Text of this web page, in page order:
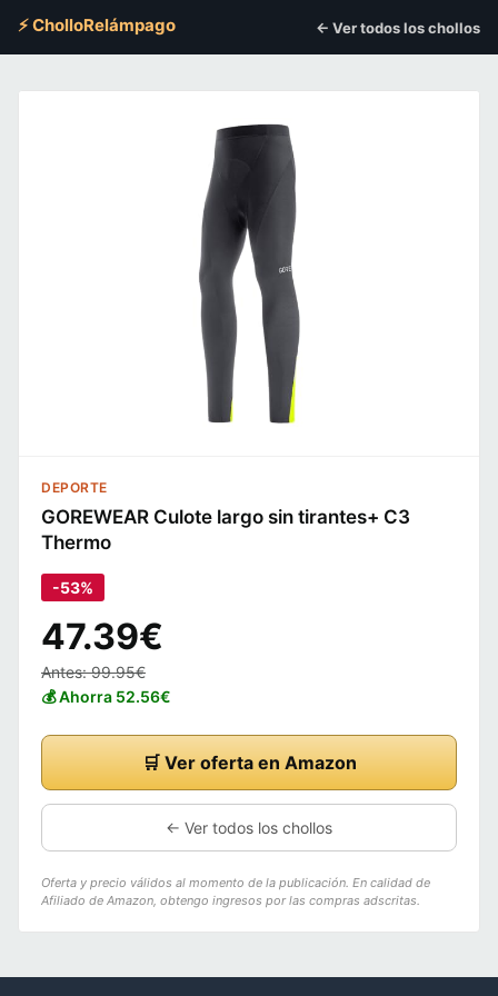
⚡ CholloRelámpago ← Ver todos los chollos
DEPORTE
GOREWEAR Culote largo sin tirantes+ C3
Thermo
-53%
47.39€
Antes: 99.95€
💰 Ahorra 52.56€
🛒 Ver oferta en Amazon
← Ver todos los chollos
Oferta y precio válidos al momento de la publicación. En calidad de
Afiliado de Amazon, obtengo ingresos por las compras adscritas.